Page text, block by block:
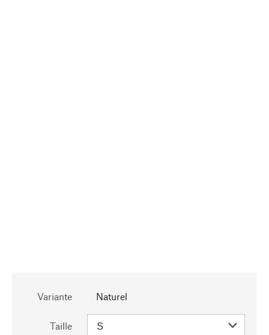
Variante Naturel
Taille